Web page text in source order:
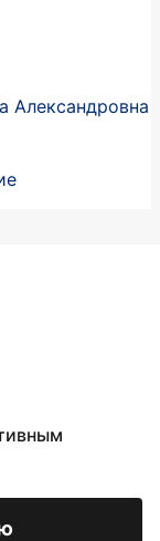
Александровна